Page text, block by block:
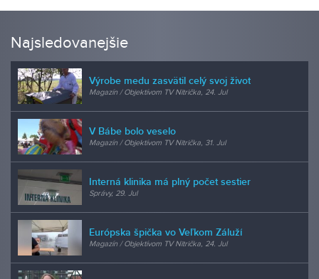
Najsledovanejšie
Výrobe medu zasvätil celý svoj život
Magazín / Objektívom TV Nitrička, 24. Jul
V Bábe bolo veselo
Magazín / Objektívom TV Nitrička, 31. Jul
Interná klinika má plný počet sestier
Správy, 29. Jul
Európska špička vo Veľkom Záluží
Magazín / Objektívom TV Nitrička, 24. Jul